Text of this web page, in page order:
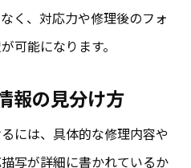
く、対応力や修理後のフォ
可能になります。
報の見分け方
には、具体的な修理内容や
写が詳細に書かれているか